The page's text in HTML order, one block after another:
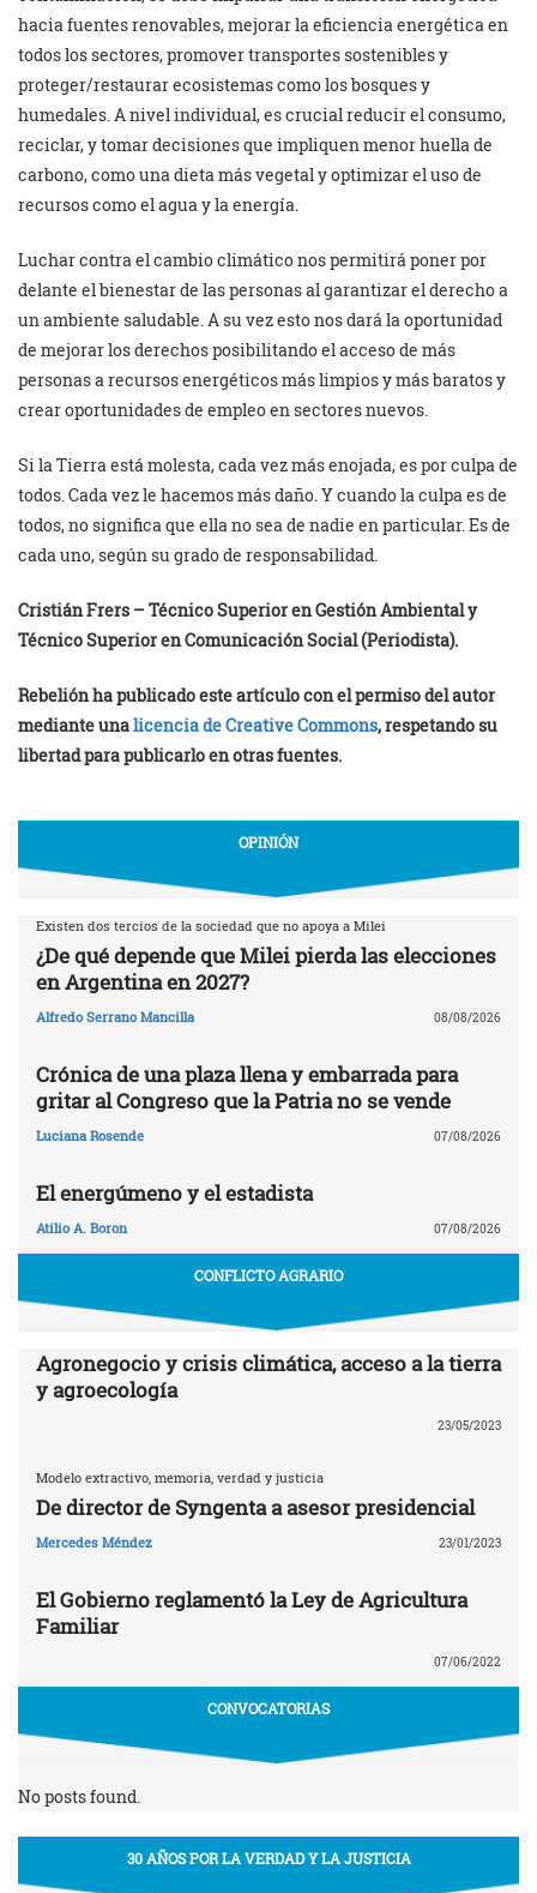
hacia fuentes renovables, mejorar la eficiencia energética en
todos los sectores, promover transportes sostenibles y
proteger/restaurar ecosistemas como los bosques y
humedales. A nivel individual, es crucial reducir el consumo,
reciclar, y tomar decisiones que impliquen menor huella de
carbono, como una dieta más vegetal y optimizar el uso de
recursos como el agua y la energía.
Luchar contra el cambio climático nos permitirá poner por
delante el bienestar de las personas al garantizar el derecho a
un ambiente saludable. A su vez esto nos dará la oportunidad
de mejorar los derechos posibilitando el acceso de más
personas a recursos energéticos más limpios y más baratos y
crear oportunidades de empleo en sectores nuevos.
Si la Tierra está molesta, cada vez más enojada, es por culpa de
todos. Cada vez le hacemos más daño. Y cuando la culpa es de
todos, no significa que ella no sea de nadie en particular. Es de
cada uno, según su grado de responsabilidad.
Cristián Frers – Técnico Superior en Gestión Ambiental y
Técnico Superior en Comunicación Social (Periodista).
Rebelión ha publicado este artículo con el permiso del autor
mediante unalicencia de Creative Commons, respetando su
libertad para publicarlo en otras fuentes.
OPINIÓN
Existen dos tercios de la sociedad que no apoya a Milei
¿De qué depende que Milei pierda las elecciones
en Argentina en 2027?
Alfredo Serrano Mancilla 08/08/2026
Crónica de una plaza llena y embarrada para
gritar al Congreso que la Patria no se vende
Luciana Rosende 07/08/2026
El energúmeno y el estadista
Atilio A. Boron 07/08/2026
CONFLICTO AGRARIO
Agronegocio y crisis climática, acceso a la tierra
y agroecología
23/05/2023
Modelo extractivo, memoria, verdad y justicia
De director de Syngenta a asesor presidencial
Mercedes Méndez 23/01/2023
El Gobierno reglamentó la Ley de Agricultura
Familiar
07/06/2022
CONVOCATORIAS
No posts found.
30 AÑOS POR LA VERDAD Y LA JUSTICIA